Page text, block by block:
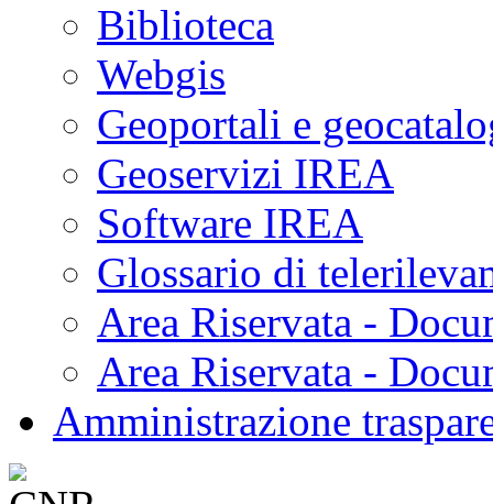
Biblioteca
Webgis
Geoportali e
Geoservizi IREA
Software IREA
Glossario di
Area Riservata -
Area Riservata -
Amministrazione